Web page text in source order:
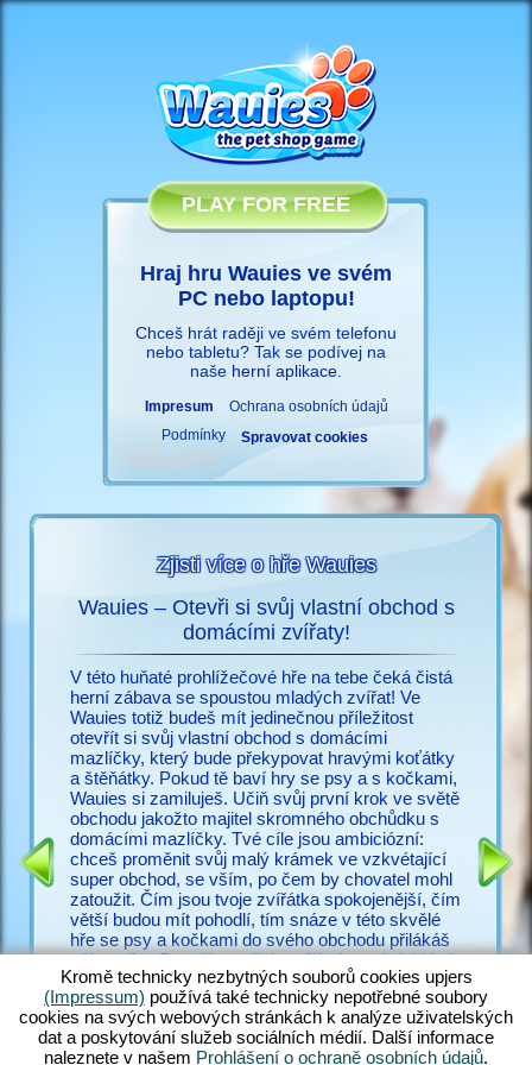
PLAY FOR FREE
Hraj hru Wauies ve svém
PC nebo laptopu!
Chceš hrát raději ve svém telefonu
nebo tabletu? Tak se podívej na
naše herní aplikace
Impresum
Ochrana osobních údajů
Podmínky
Spravovat cookies
Zjisti více o hře Wauies
Wauies – Otevři si svůj vlastní obchod s
domácími zvířaty!
V této huňaté prohlížečové hře na tebe čeká čistá
herní zábava se spoustou mladých zvířat! Ve
Wauies totiž budeš mít jedinečnou příležitost
otevřít si svůj vlastní obchod s domácími
mazlíčky, který bude překypovat hravými koťátky
a štěňátky. Pokud tě baví hry se psy a s kočkami,
Wauies si zamiluješ. Učiň svůj první krok ve světě
obchodu jakožto majitel skromného obchůdku s
domácími mazlíčky. Tvé cíle jsou ambiciózní:
chceš proměnit svůj malý krámek ve vzkvétající
super obchod, se vším, po čem by chovatel mohl
zatoužit. Čím jsou tvoje zvířátka spokojenější, čím
větší budou mít pohodlí, tím snáze v této skvělé
hře se psy a kočkami do svého obchodu přilákáš
zákazníky. Panečku – těch zvířátek tu ale je! Hraj
si s hopsajícími štěňátek čivavy, zadováděj si s
neustále hladovými štěňaty labradora, učeš huňaté
koťátko perské kočky a nakrm rozkošná koťátka
ragdoll – jen rozdat pár jmen. Objev ohromující
směsici hry Wauies, která v sobě kombinuje prvky
s
zakus
Kromě technicky nezbytných souborů cookies upjers
(Impressum) používá také technicky nepotřebné soubory
cookies na svých webových stránkách k analýze uživatelských
dat a poskytování služeb sociálních médií. Další informace
naleznete v našem Prohlášení o ochraně osobních údajů.